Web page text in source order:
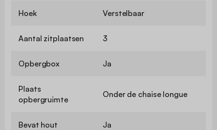
Hoek Verstelbaar
Aantal zitplaatsen 3
Opbergbox Ja
Plaats
opbergruimte
Onder de chaise longue
Bevat hout Ja